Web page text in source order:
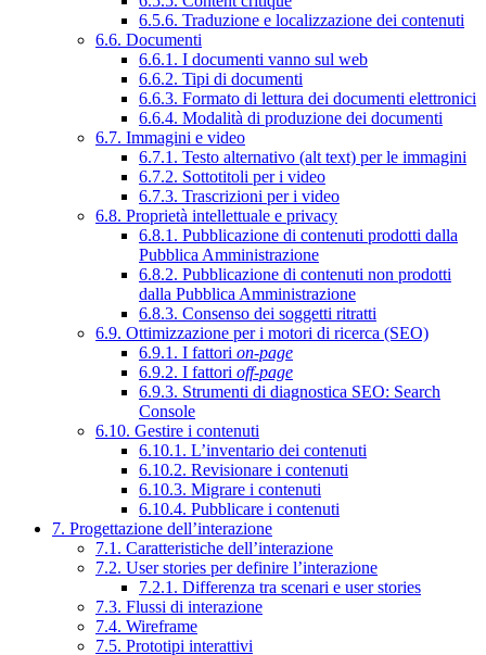
6.5.6. Traduzione e localizzazione dei contenuti
6.6. Documenti
6.6.1. I documenti vanno sul web
6.6.2. Tipi di documenti
6.6.3. Formato di lettura dei documenti elettronici
6.6.4. Modalità di produzione dei documenti
6.7. Immagini e video
6.7.1. Testo alternativo (alt text) per le immagini
6.7.2. Sottotitoli per i video
6.7.3. Trascrizioni per i video
6.8. Proprietà intellettuale e privacy
6.8.1. Pubblicazione di contenuti prodotti dalla
Pubblica Amministrazione
6.8.2. Pubblicazione di contenuti non prodotti
dalla Pubblica Amministrazione
6.8.3. Consenso dei soggetti ritratti
6.9. Ottimizzazione per i motori di ricerca (SEO)
6.9.1. I fattori on-page
6.9.2. I fattori off-page
6.9.3. Strumenti di diagnostica SEO: Search
Console
6.10. Gestire i contenuti
6.10.1. L’inventario dei contenuti
6.10.2. Revisionare i contenuti
6.10.3. Migrare i contenuti
6.10.4. Pubblicare i contenuti
7. Progettazione dell’interazione
7.1. Caratteristiche dell’interazione
7.2. User stories per definire l’interazione
7.2.1. Differenza tra scenari e user stories
7.3. Flussi di interazione
7.4. Wireframe
7.5. Prototipi interattivi